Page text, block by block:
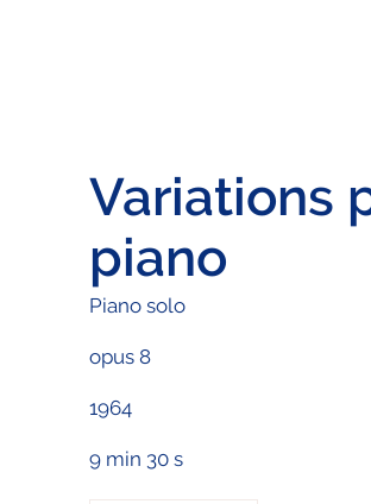
Variations
piano
Piano solo
opus 8
1964
9 min 30 s